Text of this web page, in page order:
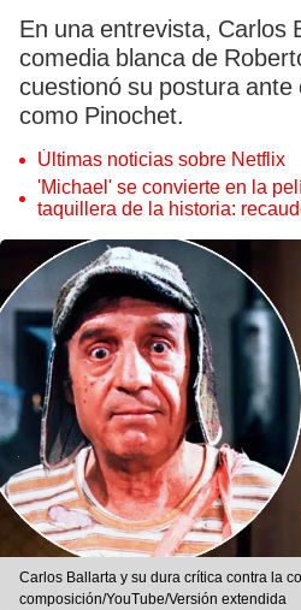
En una entrevista, Carlos
comedia blanca de
cuestionó su postura
como Pinochet.
Últimas noticias sobre Netflix
'Michael' se convierte en la
taquillera de la historia:
Carlos Ballarta y su dura crítica contra la
composición/YouTube/Versión extendida